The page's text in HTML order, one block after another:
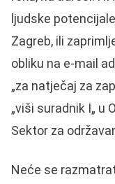
ljudske
Zagreb, ili
obliku na e-mail
„za natječaj za
„viši suradnik I„ u
Sektor za
Neće se